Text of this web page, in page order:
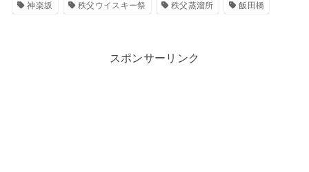
神楽坂 秩父ウイスキー祭 秩父蒸溜所 飯田橋
スポンサーリンク